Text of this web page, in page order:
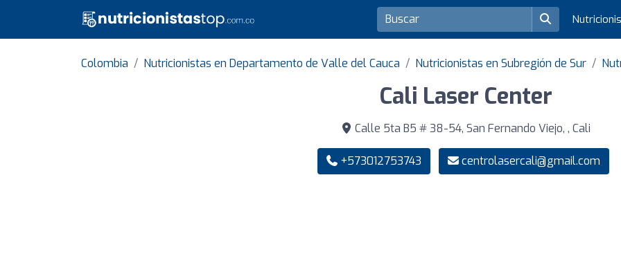
Colombia Nutricionistas en Departamento de Valle del Cauca Nutricionistas en Subregión de Sur
Cali Laser Center
Calle 5ta B5 # 38-54, San Fernando Viejo, , Cali
+573012753743 centrolasercali@gmail.com